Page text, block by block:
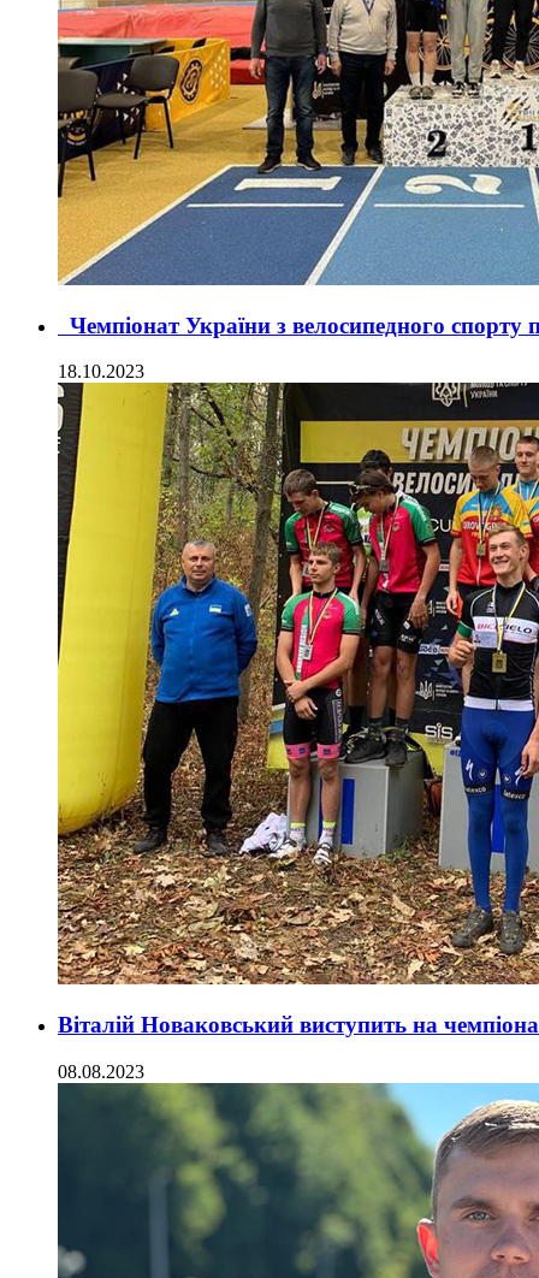
Чемпіонат України з велосипедного
18.10.2023
Віталій Новаковський виступить на
08.08.2023